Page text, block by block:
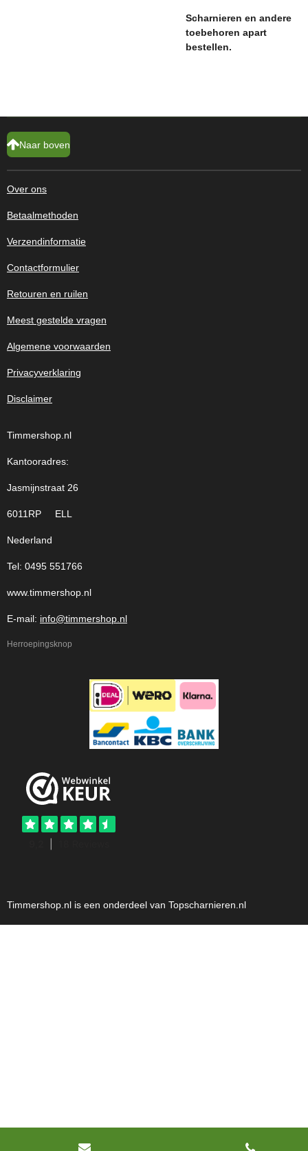
Scharnieren en andere
toebehoren apart
bestellen.
Naar boven
Over ons
Betaalmethoden
Verzendinformatie
Contactformulier
Retouren en ruilen
Meest gestelde vragen
Algemene voorwaarden
Privacyverklaring
Disclaimer
Timmershop.nl
Kantooradres:
Jasmijnstraat 26
6011RP ELL
Nederland
Tel: 0495 551766
www.timmershop.nl
E-mail: info@timmershop.nl
Herroepingsknop
Timmershop.nl is een onderdeel van Topscharnieren.nl